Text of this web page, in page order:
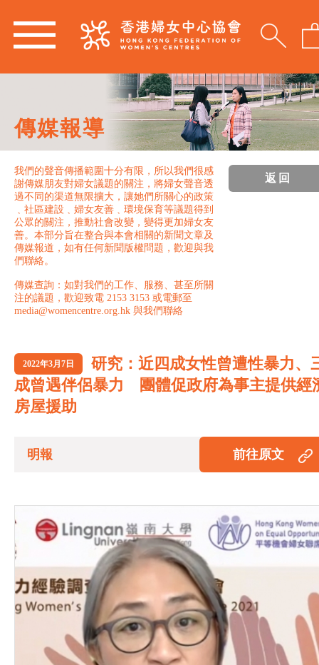
傳媒報導
我們的聲音傳播範圍十分有限，所以我們很感
謝傳媒朋友對婦女議題的關注，將婦女聲音透
過不同的渠道無限擴大，讓她們所關心的政策
﹑社區建設﹑婦女友善﹑環境保育等議題得到
公眾的關注，推動社會改變，變得更加婦女友
善。本部分旨在整合與本會相關的新聞文章及
傳媒報道，如有任何新聞版權問題，歡迎與我
們聯絡。
傳媒查詢：如對我們的工作、服務、甚至所關
注的議題，歡迎致電 2153 3153 或電郵至
media@womencentre.org.hk 與我們聯絡
返回
2022年3月7日
研究：近四成女性曾遭性暴力、
成曾遇伴侶暴力 團體促政府為事主提供經
房屋援助
明報 前往原文